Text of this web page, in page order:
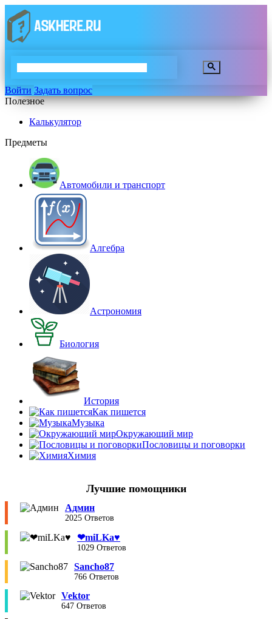
Войти Задать вопрос
Полезное
Калькулятор
Предметы
Автомобили и транспорт
Алгебра
Астрономия
Биология
История
Как пишется
Музыка
Окружающий мир
Пословицы и поговорки
Химия
Лучшие помощники
Админ
2025 Ответов
❤︎miLKa♥︎
1029 Ответов
Sancho87
766 Ответов
Vektor
647 Ответов